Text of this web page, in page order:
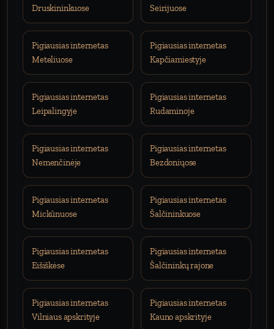
Druskininkuose
Seirijuose
Pigiausias internetas
Meteliuose
Pigiausias internetas
Kapčiamiestyje
Pigiausias internetas
Leipalingyje
Pigiausias internetas
Rudaminoje
Pigiausias internetas
Nemenčinėje
Pigiausias internetas
Bezdoniųose
Pigiausias internetas
Mickūnuose
Pigiausias internetas
Šalčininkuose
Pigiausias internetas
Eišiškėse
Pigiausias internetas
Šalčininkų rajone
Pigiausias internetas
Vilniaus apskrityje
Pigiausias internetas
Kauno apskrityje